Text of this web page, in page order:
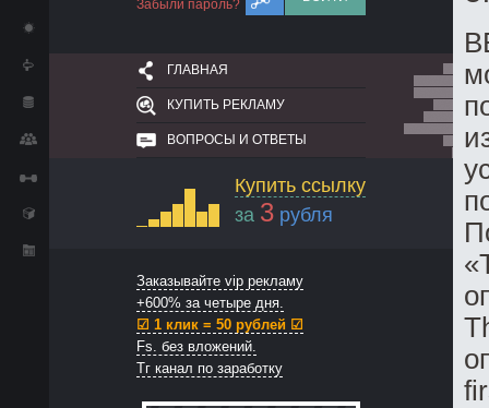
Забыли пароль?
ГЛАВНАЯ
КУПИТЬ РЕКЛАМУ
ВОПРОСЫ И ОТВЕТЫ
Купить ссылку
за 3 рубля
Заказывайте vip рекламу
+600% за четыре дня.
☑ 1 клик = 50 рублей ☑
Fs. без вложений.
Тг канал по заработку